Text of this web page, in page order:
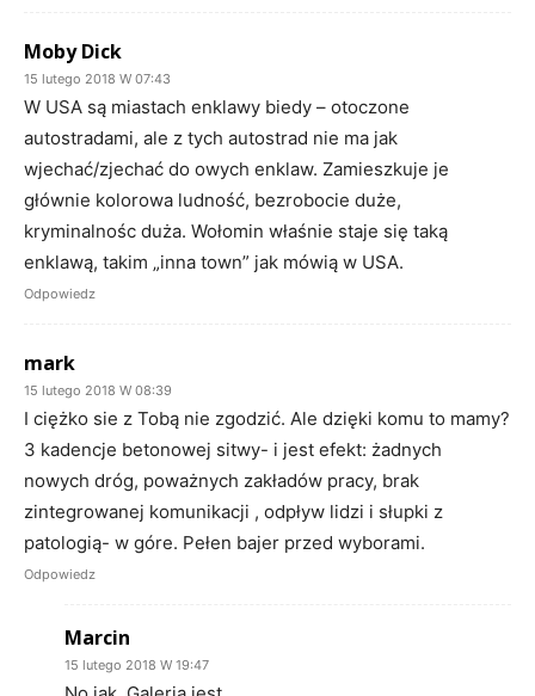
Moby Dick
15 lutego 2018 W 07:43
W USA są miastach enklawy biedy – otoczone
autostradami, ale z tych autostrad nie ma jak
wjechać/zjechać do owych enklaw. Zamieszkuje je
głównie kolorowa ludność, bezrobocie duże,
kryminalnośc duża. Wołomin właśnie staje się taką
enklawą, takim „inna town” jak mówią w USA.
Odpowiedz
mark
15 lutego 2018 W 08:39
I ciężko sie z Tobą nie zgodzić. Ale dzięki komu to mamy?
3 kadencje betonowej sitwy- i jest efekt: żadnych
nowych dróg, poważnych zakładów pracy, brak
zintegrowanej komunikacji , odpływ lidzi i słupki z
patologią- w góre. Pełen bajer przed wyborami.
Odpowiedz
Marcin
15 lutego 2018 W 19:47